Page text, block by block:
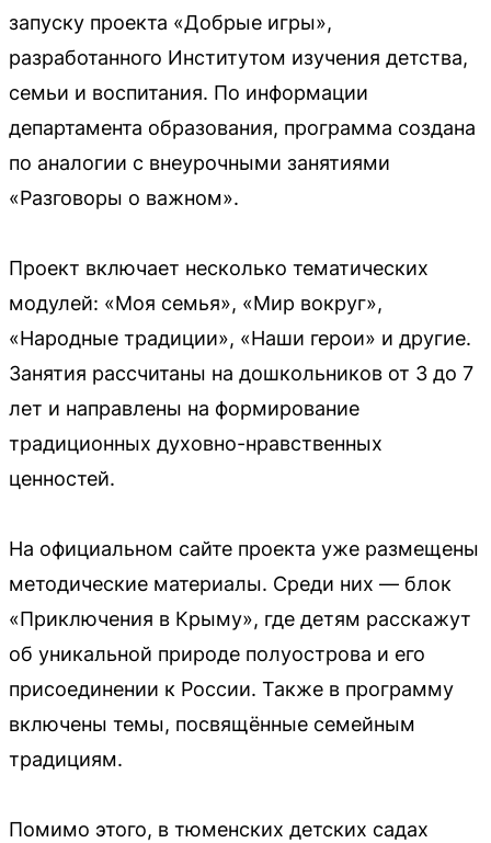
запуску проекта «Добрые игры»,
разработанного Институтом изучения детства,
семьи и воспитания. По информации
департамента образования, программа создана
по аналогии с внеурочными занятиями
«Разговоры о важном».
Проект включает несколько тематических
модулей: «Моя семья», «Мир вокруг»,
«Народные традиции», «Наши герои» и другие.
Занятия рассчитаны на дошкольников от 3 до 7
лет и направлены на формирование
традиционных духовно-нравственных
ценностей.
На официальном сайте проекта уже размещены
методические материалы. Среди них — блок
«Приключения в Крыму», где детям расскажут
об уникальной природе полуострова и его
присоединении к России. Также в программу
включены темы, посвящённые семейным
традициям.
Помимо этого, в тюменских детских садах